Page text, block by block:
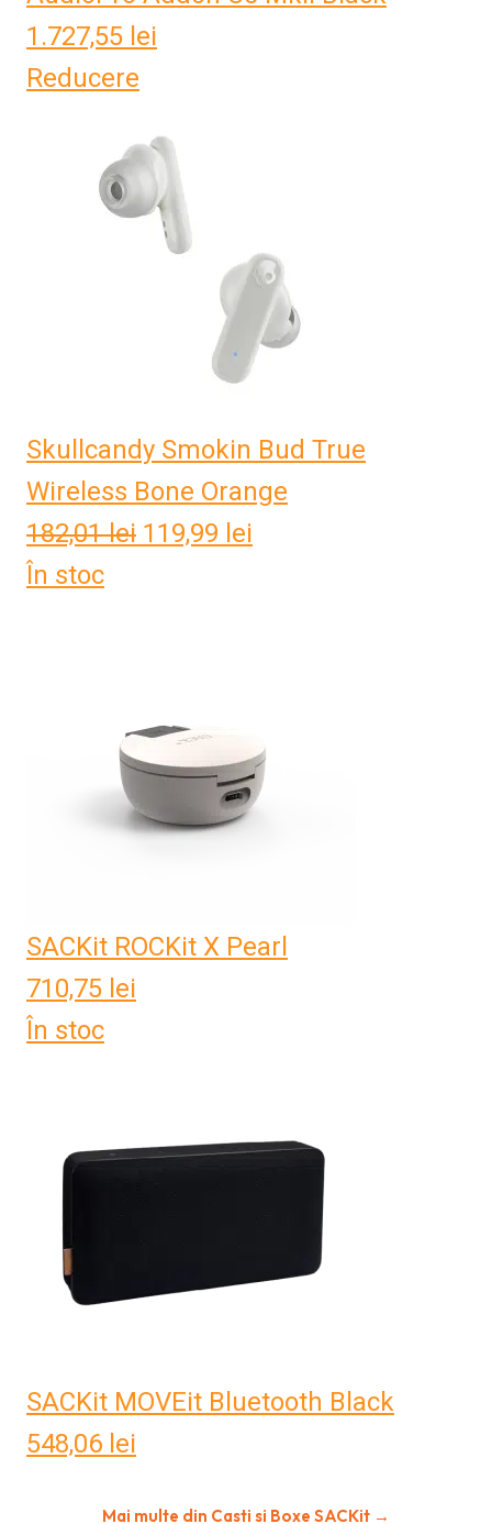
1.727,55 lei
Reducere
Skullcandy Smokin Bud True
Wireless Bone Orange
182,01lei Prețul
119,99 lei
În stoc
SACKit ROCKit X Pearl
710,75 lei
În stoc
SACKit MOVEit Bluetooth Black
548,06 lei
Mai multe din Casti si Boxe SACKit →